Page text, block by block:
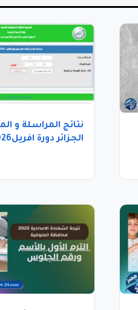
نتائج المراسلة و
الجزائر دورة افريل2026